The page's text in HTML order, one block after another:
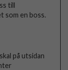
till
som en boss.
på utsidan